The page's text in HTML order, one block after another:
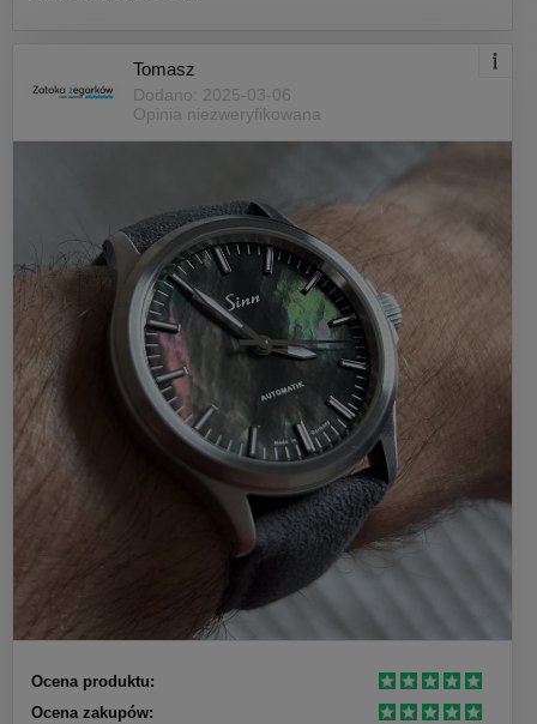
Tomasz
Dodano: 2025-03-06
Opinia niezweryfikowana
Ocena produktu:
Ocena zakupów: